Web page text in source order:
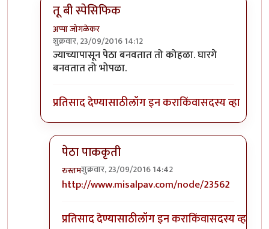
तू बी स्पेसिफिक
अप्पा जोगळेकर
शुक्रवार, 23/09/2016 14:12
In reply toतांबडा भोपळा टू बी स्पेसिफिक.by
ज्याच्यापासून पेठा बनवतात तो कोहळा. घारगे
बनवतात तो भोपळा.
प्रतिसाद देण्यासाठीलॉग इन कराकिंवासदस्य व्हा
पेठा पाककृती
रुस्तमशुक्रवार, 23/09/2016 14:42
In reply toतू बी स्पेसिफिकbyअप्पा जोगळेकर
http://www.misalpav.com/node/23562
प्रतिसाद देण्यासाठीलॉग इन कराकिंवासदस्य व्हा